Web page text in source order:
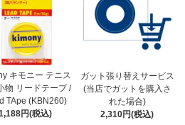
キモニー テニス
物 リードテープ /
TApe (KBN260)
円(税込)
ガット張り替えサービス
(当店でガットを購入さ
れた場合)
2,310円(税込)